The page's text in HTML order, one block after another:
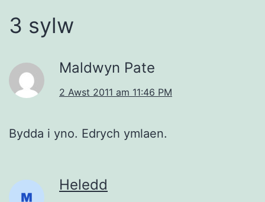
3 sylw
Maldwyn Pate
2 Awst 2011 am 11:46 PM
Bydda i yno. Edrych ymlaen.
Heledd